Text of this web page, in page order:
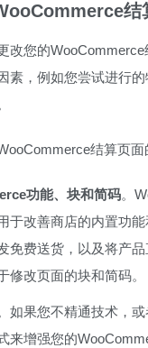
结
改您的
素，例如您尝试进行
结算页面
功能、块和简码。
于改善商店的内置功
免费送货，以及将产
修改页面的块和简码。
如果您不精通技术，
来增强您的